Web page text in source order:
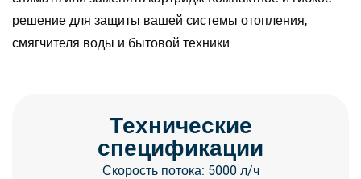
решение для защиты вашей системы отопления,
смягчителя воды и бытовой техники
Технические
спецификации
Скорость потока: 5000 л/ч